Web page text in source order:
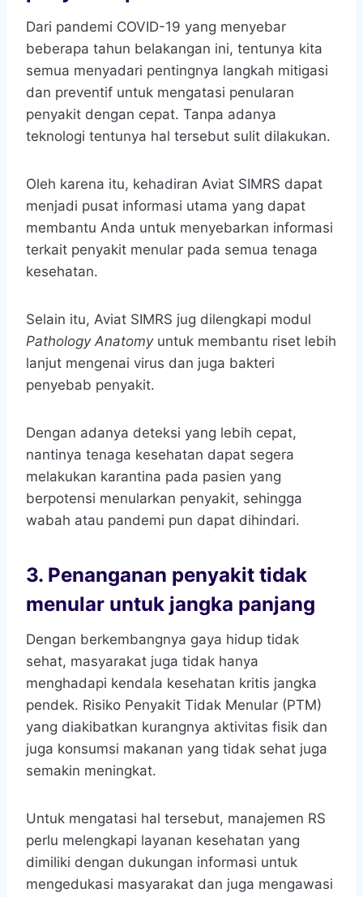
Dari pandemi COVID-19 yang menyebar
beberapa tahun belakangan ini, tentunya kita
semua menyadari pentingnya langkah mitigasi
dan preventif untuk mengatasi penularan
penyakit dengan cepat. Tanpa adanya
teknologi tentunya hal tersebut sulit dilakukan.
Oleh karena itu, kehadiran Aviat SIMRS dapat
menjadi pusat informasi utama yang dapat
membantu Anda untuk menyebarkan informasi
terkait penyakit menular pada semua tenaga
kesehatan.
Selain itu, Aviat SIMRS jug dilengkapi modul
Pathology Anatomy untuk membantu riset lebih
lanjut mengenai virus dan juga bakteri
penyebab penyakit.
Dengan adanya deteksi yang lebih cepat,
nantinya tenaga kesehatan dapat segera
melakukan karantina pada pasien yang
berpotensi menularkan penyakit, sehingga
wabah atau pandemi pun dapat dihindari.
3. Penanganan penyakit tidak
menular untuk jangka panjang
Dengan berkembangnya gaya hidup tidak
sehat, masyarakat juga tidak hanya
menghadapi kendala kesehatan kritis jangka
pendek. Risiko Penyakit Tidak Menular (PTM)
yang diakibatkan kurangnya aktivitas fisik dan
juga konsumsi makanan yang tidak sehat juga
semakin meningkat.
Untuk mengatasi hal tersebut, manajemen RS
perlu melengkapi layanan kesehatan yang
dimiliki dengan dukungan informasi untuk
mengedukasi masyarakat dan juga mengawasi